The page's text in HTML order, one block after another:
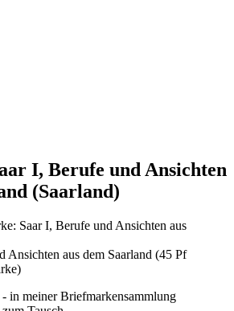
I, Berufe und Ansichten
(Saarland)
Ansichten aus dem Saarland (45 Pf